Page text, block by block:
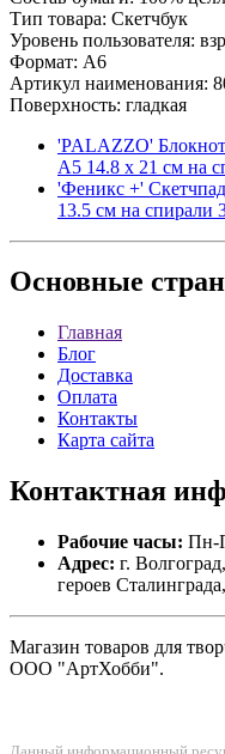
Тип товара: Скетчбук
Уровень пользователя:
Формат: A6
Артикул наименования:
Поверхность: гладкая
'PALAZZO'
A5 14.8 х 21 см на
'Феникс +'
13.5 см на спирали
Основные
Главная
Блог
Доставка
Оплата
Контакты
Карта сайта
Контактная
Рабочие часы: Пн-
Адрес: г.
героев
Магазин товаров для
ООО "АртХобби".